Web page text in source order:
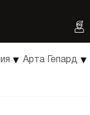
Арта Гепард